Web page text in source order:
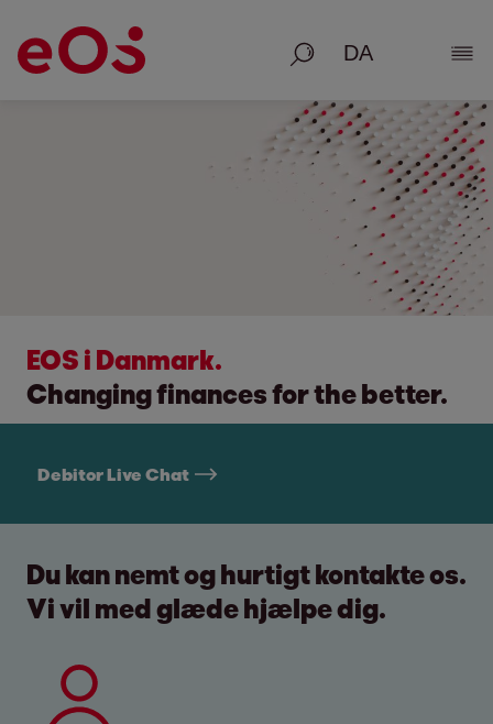
Søg på Vis
EOS i Danmark.
Changing finances for the better.
Debitor Live Chat
Du kan nemt og hurtigt kontakte os.
Vi vil med glæde hjælpe dig.